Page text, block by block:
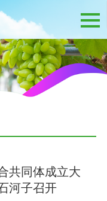
共同体成立大
河子召开